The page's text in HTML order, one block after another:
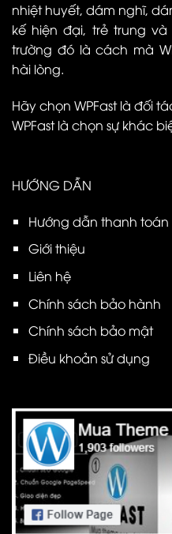
nhiệt huyết, dám nghĩ,
kế hiện đại, trẻ trung
trường đó là cách mà
hài lòng.
Hãy chọn WPFast là đối
WPFast là chọn sự khác
HƯỚNG DẪN
Hướng dẫn thanh toán
Giới thiệu
Liên hệ
Chính sách bảo hành
Chính sách bảo mật
Điều khoản sử dụng